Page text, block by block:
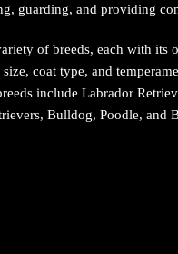
अस्ताउँदो सूर्यलाई अर्घ्य
February 22, 2026
guarding, and providing
of breeds, each with its
coat type, and
include Labrador
Bulldog, Poodle, and